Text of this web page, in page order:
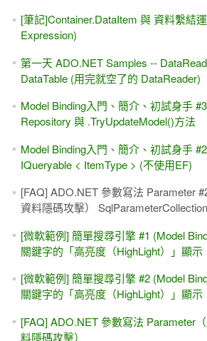
[筆記]Container.DataItem 與 資料繫結
Expression)
第一天 ADO.NET Samples --
DataTable (用完就空了的 DataReader)
Model Binding入門、簡介、初試身手
Repository 與 .TryUpdateModel()方法
Model Binding入門、簡介、初試身手
IQueryable < ItemType > (不使用EF)
[FAQ] ADO.NET 參數寫法 Parameter
資料隱碼攻擊） SqlParameterCollection
[微軟範例] 簡單搜尋引擎 #1 (Model
關鍵字的「高亮度（HighLight）」顯示
[微軟範例] 簡單搜尋引擎 #2 (Model
關鍵字的「高亮度（HighLight）」顯示
[FAQ] ADO.NET 參數寫法 Parameter
料隱碼攻擊）